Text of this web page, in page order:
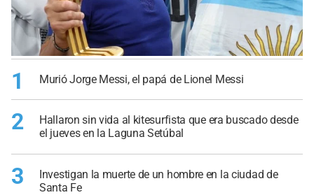
1 Murió Jorge Messi, el papá de Lionel Messi
2
Hallaron sin vida al kitesurfista que era buscado desde
el jueves en la Laguna Setúbal
3
Investigan la muerte de un hombre en la ciudad de
Santa Fe